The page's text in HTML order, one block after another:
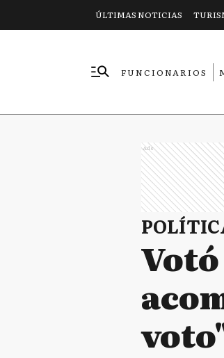
ÚLTIMAS NOTICIAS
FUNCIONARIOS
Ads